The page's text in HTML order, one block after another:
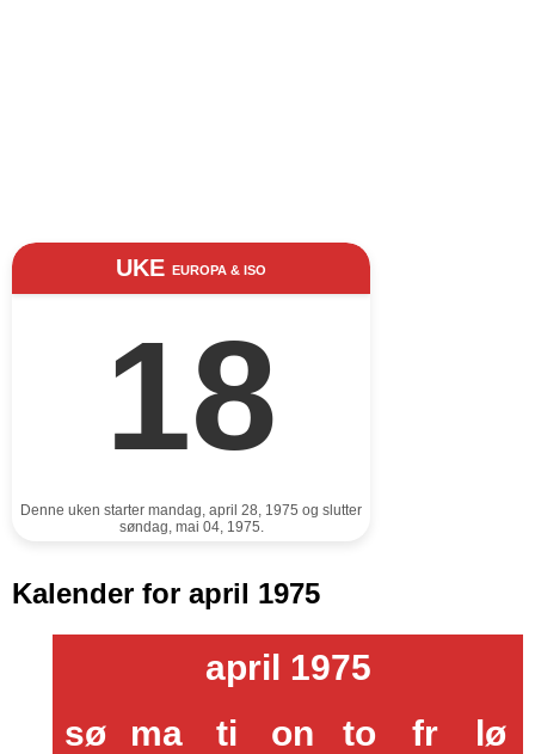
UKE EUROPA & ISO
18
Denne uken starter mandag, april 28, 1975 og slutter
søndag, mai 04, 1975.
Kalender for april 1975
april 1975
sø
ma ti on to fr lø